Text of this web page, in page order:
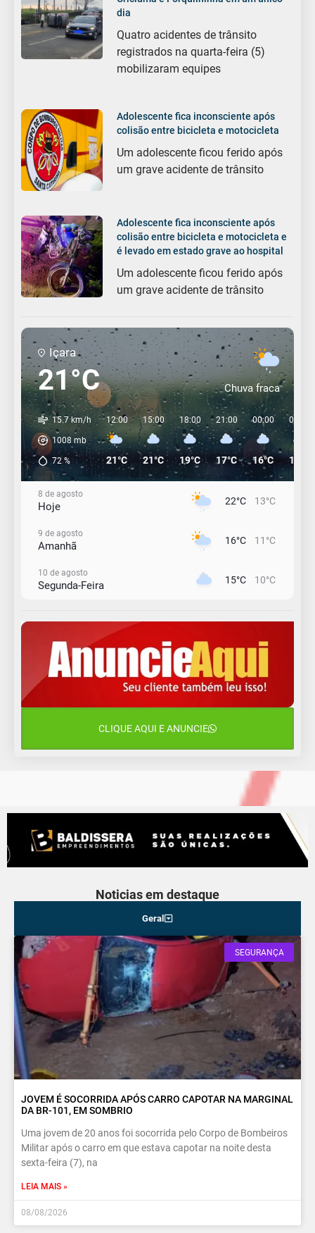
dia
Quatro acidentes de trânsito
registrados na quarta-feira (5)
mobilizaram equipes
Adolescente fica inconsciente após
colisão entre bicicleta e motocicleta
Um adolescente ficou ferido após
um grave acidente de trânsito
Adolescente fica inconsciente após
colisão entre bicicleta e motocicleta e
é levado em estado grave ao hospital
Um adolescente ficou ferido após
um grave acidente de trânsito
Içara
21°C Chuva fraca
15.7 km/h
1008 mb
72%
12:00
21°C
15:00
21°C
18:00
19°C
21:00
17°C
00:00
16°C
03:00
15°C
8 de agosto
Hoje 22°C 13°C
9 de agosto
Amanhã 16°C 11°C
10 de agosto
Segunda-Feira 15°C 10°C
Terça-Feira 13°C 11°C
12 de agosto
Quarta-Feira
CLIQUE AQUI E ANUNCIE
Noticias em destaque
Geral
SEGURANÇA
JOVEM É SOCORRIDA APÓS CARRO CAPOTAR NA MARGINAL
DA BR-101, EM SOMBRIO
Uma jovem de 20 anos foi socorrida pelo Corpo de Bombeiros
Militar após o carro em que estava capotar na noite desta
sexta-feira (7), na
LEIA MAIS »
08/08/2026